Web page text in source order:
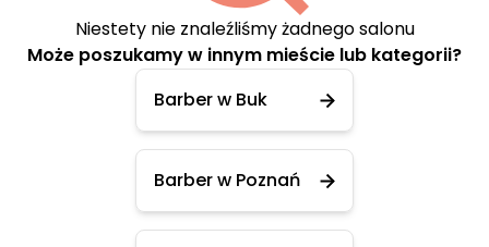
Niestety nie znaleźliśmy żadnego salonu
Może poszukamy w innym mieście lub kategorii?
Barber w Buk
Barber w Poznań